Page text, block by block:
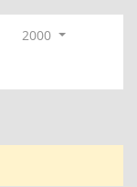
2000